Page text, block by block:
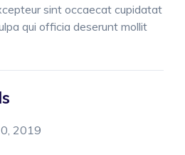
sint occaecat cupidatat
qui officia deserunt mollit
2019